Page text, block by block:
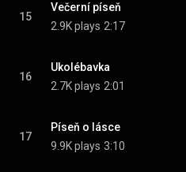
15
Večerní píseň
2.9K plays 2:17
16
Ukolébavka
2.7K plays 2:01
17
Píseň o lásce
9.9K plays 3:10